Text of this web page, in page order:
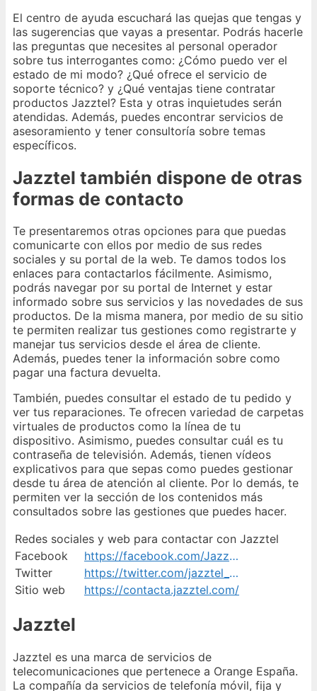
El centro de ayuda escuchará las quejas que tengas y
las sugerencias que vayas a presentar. Podrás hacerle
las preguntas que necesites al personal operador
sobre tus interrogantes como: ¿Cómo puedo ver el
estado de mi modo? ¿Qué ofrece el servicio de
soporte técnico? y ¿Qué ventajas tiene contratar
productos Jazztel? Esta y otras inquietudes serán
atendidas. Además, puedes encontrar servicios de
asesoramiento y tener consultoría sobre temas
específicos.
Jazztel también dispone de otras
formas de contacto
Te presentaremos otras opciones para que puedas
comunicarte con ellos por medio de sus redes
sociales y su portal de la web. Te damos todos los
enlaces para contactarlos fácilmente. Asimismo,
podrás navegar por su portal de Internet y estar
informado sobre sus servicios y las novedades de sus
productos. De la misma manera, por medio de su sitio
te permiten realizar tus gestiones como registrarte y
manejar tus servicios desde el área de cliente.
Además, puedes tener la información sobre como
pagar una factura devuelta.
También, puedes consultar el estado de tu pedido y
ver tus reparaciones. Te ofrecen variedad de carpetas
virtuales de productos como la línea de tu
dispositivo. Asimismo, puedes consultar cuál es tu
contraseña de televisión. Además, tienen vídeos
explicativos para que sepas como puedes gestionar
desde tu área de atención al cliente. Por lo demás, te
permiten ver la sección de los contenidos más
consultados sobre las gestiones que puedes hacer.
Redes sociales y web para contactar con Jazztel
Facebook
https://facebook.com/Jazztel
Twitter
https://twitter.com/jazztel_es
Sitio web
https://contacta.jazztel.com/
Jazztel
Jazztel es una marca de servicios de
telecomunicaciones que pertenece a Orange España.
La compañía da servicios de telefonía móvil, fija y